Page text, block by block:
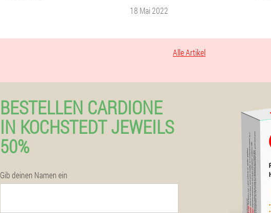
18 Mai 2022
Alle Artikel
BESTELLEN CARDIONE
IN KOCHSTEDT JEWEILS
50%
Gib deinen Namen ein